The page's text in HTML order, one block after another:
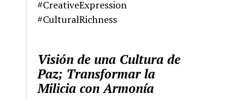
#CreativeExpression
#CulturalRichness
Visión de una Cultura de
Paz; Transformar la
Milicia con Armonía